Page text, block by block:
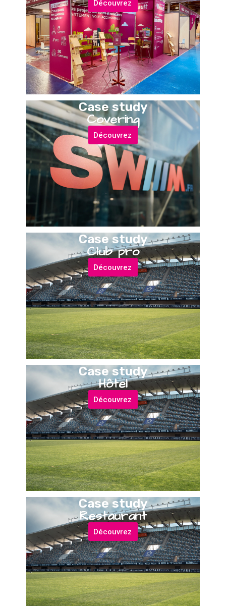
Découvrez
Case study
Covering
Découvrez
Case study
Club pro
Découvrez
Case study
Hôtel
Découvrez
Case study
Restaurant
Découvrez